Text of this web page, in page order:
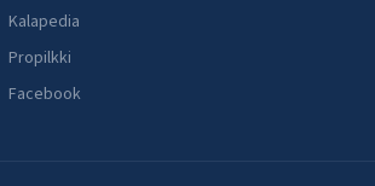
Kalapedia
Propilkki
Facebook